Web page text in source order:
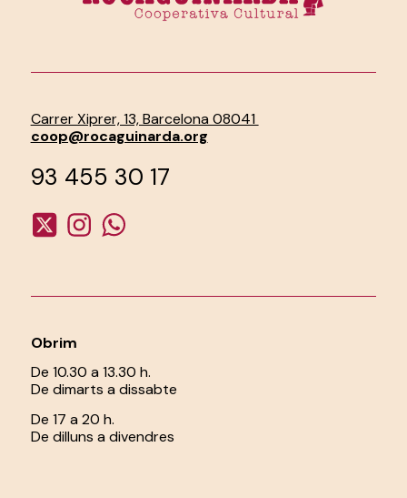
Carrer Xiprer, 13, Barcelona 08041
coop@rocaguinarda.org
93 455 30 17
Obrim
De 10.30 a 13.30 h.
De dimarts a dissabte
De 17 a 20 h.
De dilluns a divendres